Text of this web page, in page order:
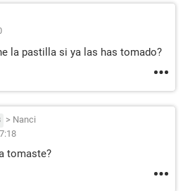
la pastilla si ya las has tomado?
> Nanci
tomaste?